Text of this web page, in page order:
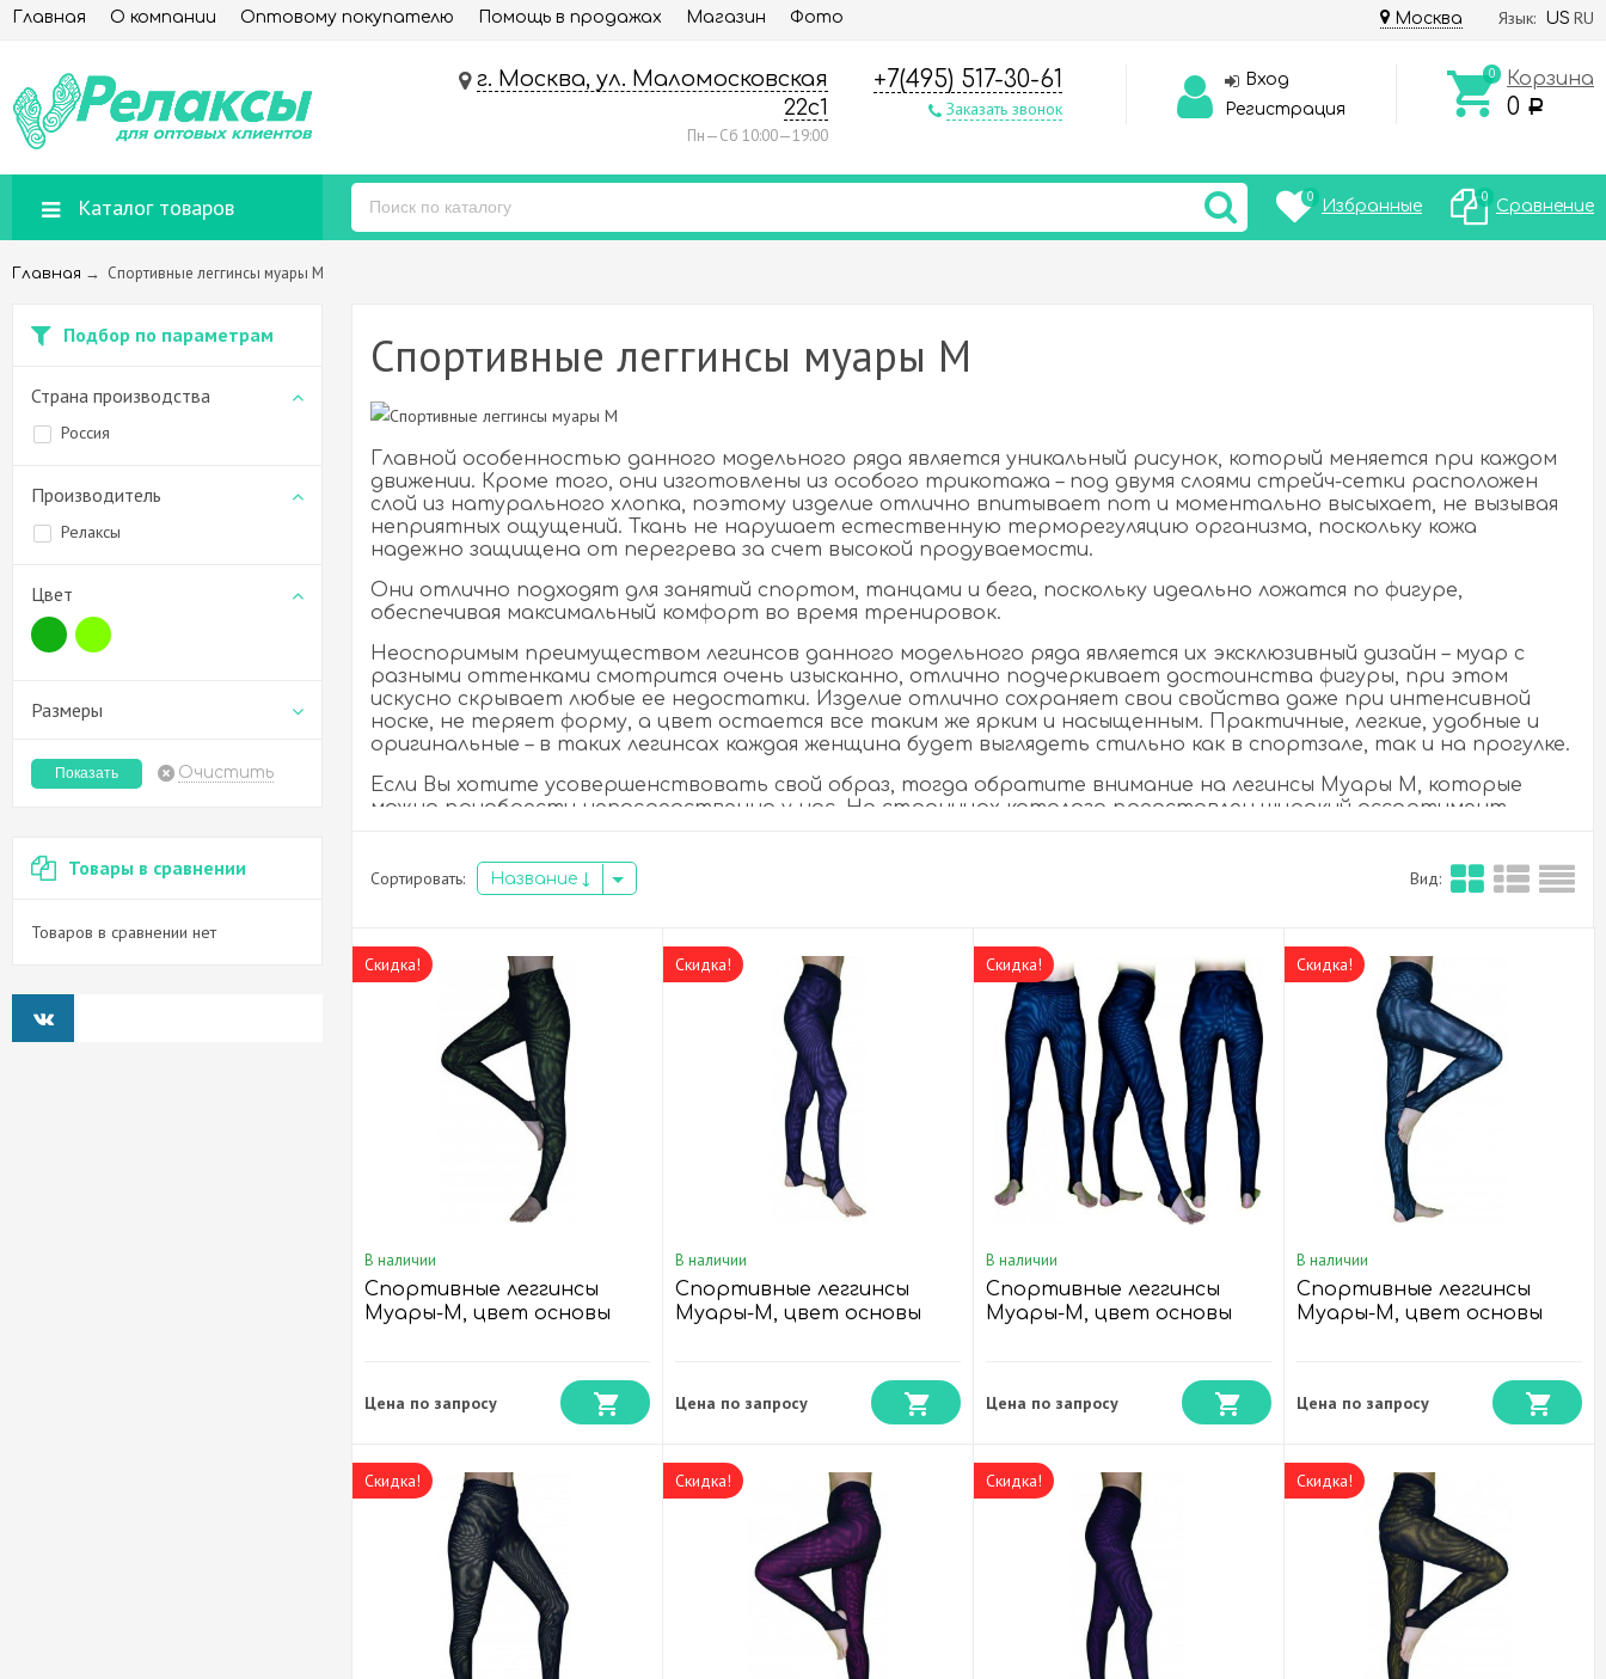
Москва Язык: US RU
Главная О компании Оптовому покупателю Помощь в продажах Магазин Фото
г. Москва, ул. Маломосковская
22с1
Пн—Сб 10:00—19:00
+7(495) 517-30-61
Заказать звонок
Вход
Регистрация
0 Корзина
0 Р
Каталог товаров 0 Избранные 0 Сравнение
Главная → Спортивные леггинсы муары М
Подбор по параметрам
Страна производства
Россия
Производитель
Релаксы
Цвет
Размеры
Очистить
Товары в сравнении
Товаров в сравнении нет
Спортивные леггинсы муары М
Главной особенностью данного модельного ряда является уникальный рисунок, который меняется при каждом
движении. Кроме того, они изготовлены из особого трикотажа – под двумя слоями стрейч-сетки расположен
слой из натурального хлопка, поэтому изделие отлично впитывает пот и моментально высыхает, не вызывая
неприятных ощущений. Ткань не нарушает естественную терморегуляцию организма, поскольку кожа
надежно защищена от перегрева за счет высокой продуваемости.
Они отлично подходят для занятий спортом, танцами и бега, поскольку идеально ложатся по фигуре,
обеспечивая максимальный комфорт во время тренировок.
Неоспоримым преимуществом легинсов данного модельного ряда является их эксклюзивный дизайн – муар с
разными оттенками смотрится очень изысканно, отлично подчеркивает достоинства фигуры, при этом
искусно скрывает любые ее недостатки. Изделие отлично сохраняет свои свойства даже при интенсивной
носке, не теряет форму, а цвет остается все таким же ярким и насыщенным. Практичные, легкие, удобные и
оригинальные – в таких легинсах каждая женщина будет выглядеть стильно как в спортзале, так и на прогулке.
Если Вы хотите усовершенствовать свой образ, тогда обратите внимание на легинсы Муары М, которые
можно приобрести непосредственно у нас. На страницах каталога представлен широкий ассортимент
Интернет-магазин «Релаксы» предлагает высококачественную продукцию от проверенных производителей,
оперативно, а доставка осуществляется по всей России.
Сортировать: Название Вид:
Скидка!
В наличии
Спортивные леггинсы
Муары-М, цвет основы
Цена по запросу
Скидка!
В наличии
Спортивные леггинсы
Муары-М, цвет основы
Цена по запросу
Скидка!
В наличии
Спортивные леггинсы
Муары-М, цвет основы
Цена по запросу
Скидка!
В наличии
Спортивные леггинсы
Муары-М, цвет основы
Цена по запросу
Скидка! Скидка! Скидка! Скидка!